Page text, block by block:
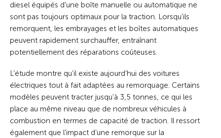
diesel équipés d’une boîte manuelle ou automatique ne
sont pas toujours optimaux pour la traction. Lorsqu’ils
remorquent, les embrayages et les boîtes automatiques
peuvent rapidement surchauffer, entraînant
potentiellement des réparations coûteuses.
L’étude montre qu’il existe aujourd’hui des voitures
électriques tout à fait adaptées au remorquage. Certains
modèles peuvent tracter jusqu’à 3,5 tonnes, ce qui les
place au même niveau que de nombreux véhicules à
combustion en termes de capacité de traction. Il ressort
également que l’impact d’une remorque sur la